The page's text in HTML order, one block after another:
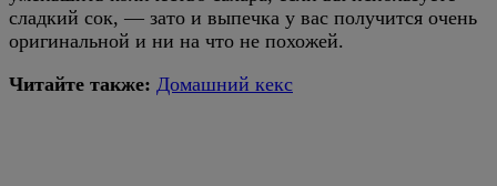
сладкий сок, — зато и выпечка у вас получится очень
оригинальной и ни на что не похожей.
Читайте также: Домашний кекс